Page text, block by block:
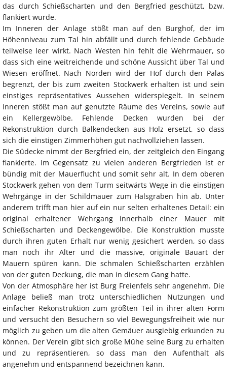
das durch Schießscharten und den Bergfried geschützt, bzw.
flankiert wurde.
Im Inneren der Anlage stößt man auf den Burghof, der im
Höhenniveau zum Tal hin abfällt und durch fehlende Gebäude
teilweise leer wirkt. Nach Westen hin fehlt die Wehrmauer, so
dass sich eine weitreichende und schöne Aussicht über Tal und
Wiesen eröffnet. Nach Norden wird der Hof durch den Palas
begrenzt, der bis zum zweiten Stockwerk erhalten ist und sein
einstiges repräsentatives Aussehen widerspiegelt. In seinem
Inneren stößt man auf genutzte Räume des Vereins, sowie auf
ein Kellergewölbe. Fehlende Decken wurden bei der
Rekonstruktion durch Balkendecken aus Holz ersetzt, so dass
sich die einstigen Zimmerhöhen gut nachvollziehen lassen.
Die Südecke nimmt der Bergfried ein, der zeitgleich den Eingang
flankierte. Im Gegensatz zu vielen anderen Bergfrieden ist er
bündig mit der Mauerflucht und somit sehr alt. In dem oberen
Stockwerk gehen von dem Turm seitwärts Wege in die einstigen
Wehrgänge in der Schildmauer zum Halsgraben hin ab. Unter
anderem trifft man hier auf ein nur selten erhaltenes Detail: ein
original erhaltener Wehrgang innerhalb einer Mauer mit
Schießscharten und Deckengewölbe. Die Konstruktion musste
durch ihren guten Erhalt nur wenig gesichert werden, so dass
man noch ihr Alter und die massive, originale Bauart der
Mauern spüren kann. Die schmalen Schießscharten erzählen
von der guten Deckung, die man in diesem Gang hatte.
Von der Atmosphäre her ist Burg Freienfels sehr angenehm. Die
Anlage beließ man trotz unterschiedlichen Nutzungen und
einfacher Rekonstruktion zum größten Teil in ihrer alten Form
und versucht den Besuchern so viel Bewegungsfreiheit wie nur
möglich zu geben um die alten Gemäuer ausgiebig erkunden zu
können. Der Verein gibt sich große Mühe seine Burg zu erhalten
und zu repräsentieren, so dass man den Aufenthalt als
angenehm und entspannend bezeichnen kann.